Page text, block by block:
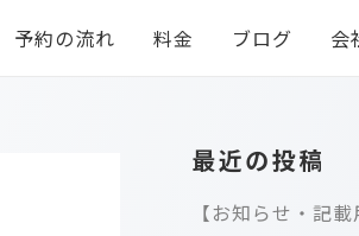
予約の流れ 料金 ブログ 会
最近の投稿
【お知らせ・記載